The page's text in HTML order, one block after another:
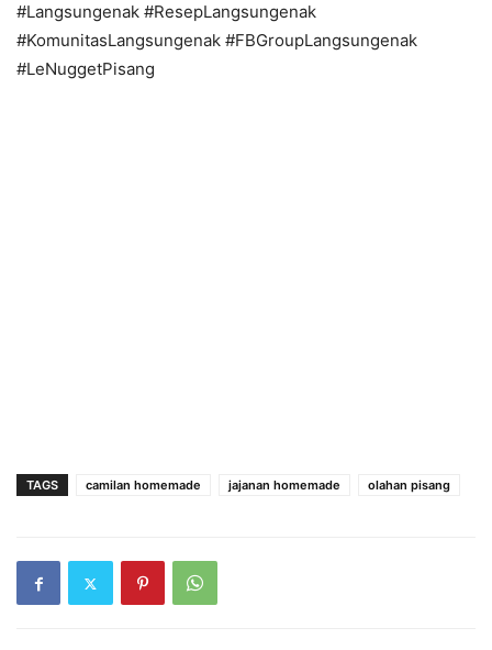
#Langsungenak #ResepLangsungenak
#KomunitasLangsungenak #FBGroupLangsungenak
#LeNuggetPisang
TAGS camilan homemade jajanan homemade olahan pisang